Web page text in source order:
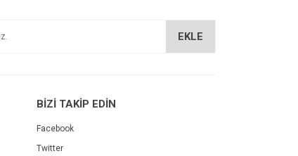
EKLE
BİZİ TAKİP EDİN
Facebook
Twitter